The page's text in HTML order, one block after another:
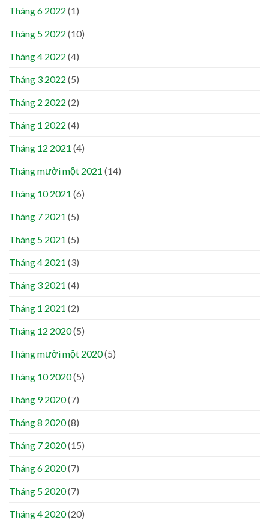
Tháng 6 2022 (1)
Tháng 5 2022 (10)
Tháng 4 2022 (4)
Tháng 3 2022 (5)
Tháng 2 2022 (2)
Tháng 1 2022 (4)
Tháng 12 2021 (4)
Tháng mười một 2021 (14)
Tháng 10 2021 (6)
Tháng 7 2021 (5)
Tháng 5 2021 (5)
Tháng 4 2021 (3)
Tháng 3 2021 (4)
Tháng 1 2021 (2)
Tháng 12 2020(5)
Tháng mười một 2020(5)
Tháng 10 2020(5)
Tháng 9 2020(7)
Tháng 8 2020(8)
Tháng 7 2020(15)
Tháng 6 2020(7)
Tháng 5 2020(7)
Tháng 4 2020(20)